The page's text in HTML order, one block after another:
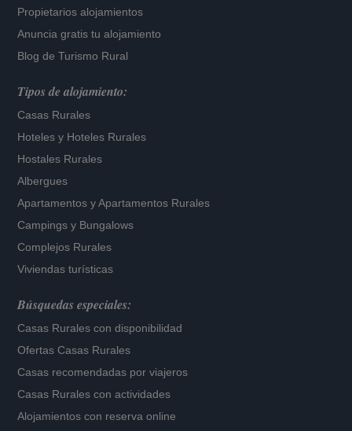
Propietarios alojamientos
Anuncia gratis tu alojamiento
Blog de Turismo Rural
Tipos de alojamiento:
Casas Rurales
Hoteles y Hoteles Rurales
Hostales Rurales
Albergues
Apartamentos yApartamentos Rurales
Campings y Bungalows
Complejos Rurales
Viviendas turísticas
Búsquedas especiales:
Casas Rurales con disponibilidad
Ofertas Casas Rurales
Casas recomendadas por viajeros
Casas Rurales con actividades
Alojamientos con reserva online